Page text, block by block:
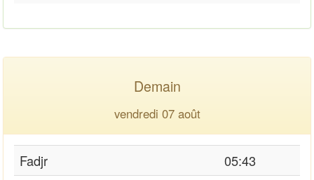
Demain
vendredi 07 août
Fadjr
05:43